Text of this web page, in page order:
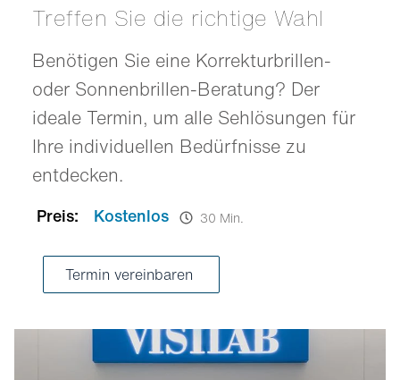
Treffen Sie die richtige Wahl
Benötigen Sie eine Korrekturbrillen-
oder Sonnenbrillen-Beratung? Der
ideale Termin, um alle Sehlösungen für
Ihre individuellen Bedürfnisse zu
entdecken.
Preis: Kostenlos 30 Min.
Termin vereinbaren